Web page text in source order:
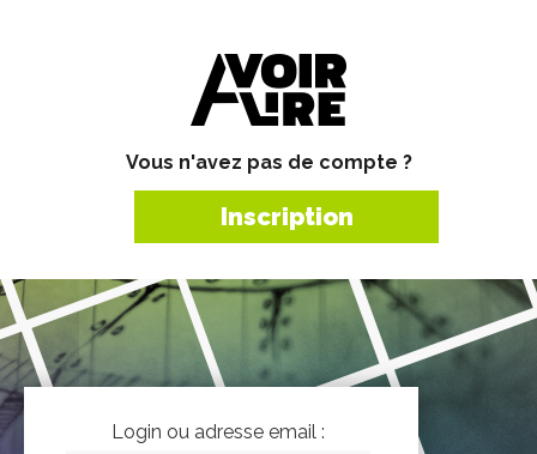
Vous n'avez pas de compte ?
Inscription
Login ou adresse email :